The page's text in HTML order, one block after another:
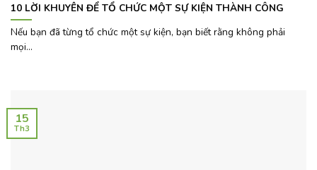
10 LỜI KHUYÊN ĐỂ TỔ CHỨC MỘT SỰ KIỆN THÀNH CÔNG
Nếu bạn đã từng tổ chức một sự kiện, bạn biết rằng không phải
mọi...
15
Th3